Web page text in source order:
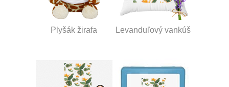
Plyšák žirafa Levanduľový vankúš